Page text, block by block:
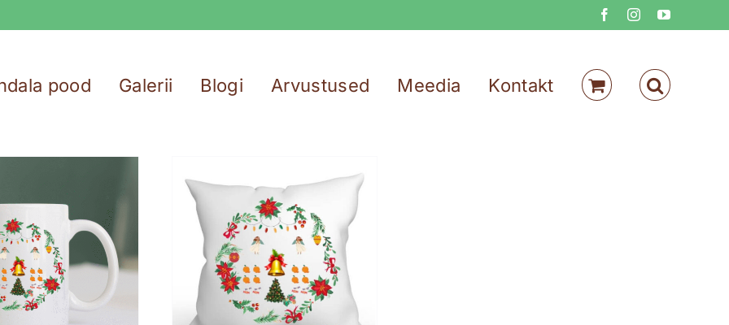
FacebookInstagramYouTube
pood Galerii Blogi Arvustused Meedia Kontakt